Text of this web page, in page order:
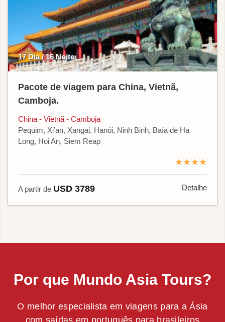
17 Dia / 16 Noite
Pacote de viagem para China, Vietnã,
Camboja.
China - Vietnã - Camboja
Pequim, Xi’an, Xangai, Hanói, Ninh Binh, Baía de Ha
Long, Hoi An, Siem Reap
★★★★
A partir de USD 3789 Detalhe
Por que Mundo Asia Tours?
O melhor especialista em viagens para a Ásia
com saídas em português para brasileiros